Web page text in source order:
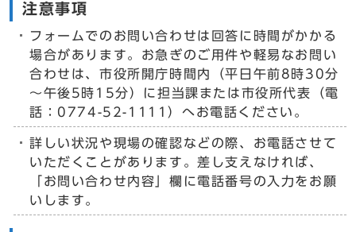
注意事項
フォームでのお問い合わせは回答に時間がかかる
場合があります。お急ぎのご用件や軽易なお問い
合わせは、市役所開庁時間内（平日午前8時30分
～午後5時15分）に担当課または市役所代表（電
話：0774-52-1111）へお電話ください。
詳しい状況や現場の確認などの際、お電話させて
いただくことがあります。差し支えなければ、
「お問い合わせ内容」欄に電話番号の入力をお願
いします。